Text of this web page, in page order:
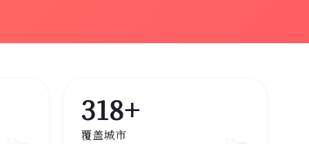
318+
覆盖城市